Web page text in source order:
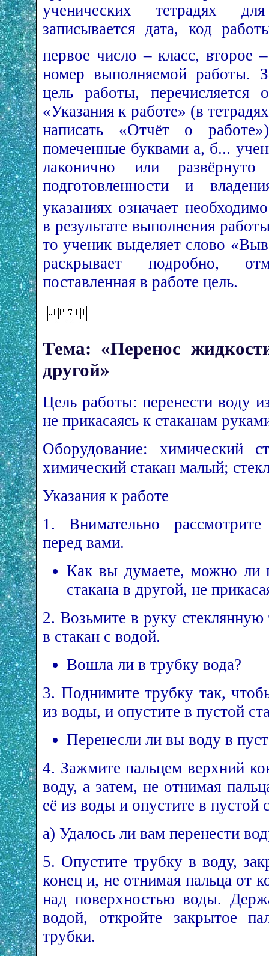
ученических тетрадях
записывается дата, код
первое число – класс, второе
номер выполняемой работы.
цель работы, перечисляется
«Указания к работе» (в
написать «Отчёт о
помеченные буквами а, б...
лаконично или
подготовленности и
указаниях означает
в результате выполнения
то ученик выделяет слово
раскрывает подробно,
поставленная в работе цель.
Тема: «Перенос
другой»
Цель работы: перенести воду
не прикасаясь к стаканам
Оборудование: химический
химический стакан малый;
Указания к работе
1. Внимательно
перед вами.
Как вы думаете, можно ли
стакана в другой, не
2. Возьмите в руку
в стакан с водой.
Вошла ли в трубку вода?
3. Поднимите трубку так,
из воды, и опустите в пустой
Перенесли ли вы воду в
4. Зажмите пальцем верхний
воду, а затем, не отнимая
её из воды и опустите в пустой
а) Удалось ли вам перенести
5. Опустите трубку в воду,
конец и, не отнимая пальца от
над поверхностью воды.
водой, откройте закрытое
трубки.